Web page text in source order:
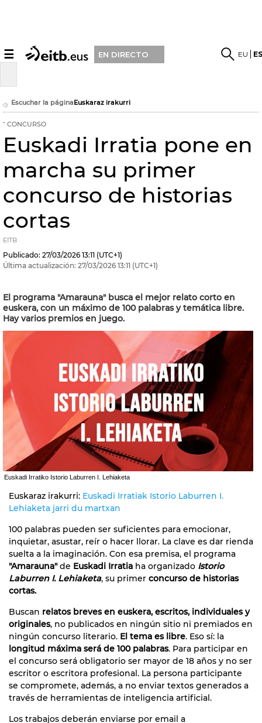
☰ EN DIRECTO EU
Escuchar la páginaEuskaraz irakurri
CONCURSO
Euskadi Irratia pone en
marcha su primer
concurso de historias
cortas
EITB
Publicado: 27/03/2026 13:11 (UTC+1)
Última actualización: 27/03/2026 13:11 (UTC+1)
El programa "Amarauna" busca el mejor relato corto en
euskera, con un máximo de 100 palabras y temática libre.
Hay varios premios en juego.
Euskadi Irratiko Istorio Laburren I. Lehiaketa
Euskaraz irakurri: Euskadi Irratiak Istorio Laburren I.
Lehiaketa jarri du martxan
100 palabras pueden ser suficientes para emocionar,
inquietar, asustar, reír o hacer llorar. La clave es dar rienda
suelta a la imaginación. Con esa premisa, el programa
"Amarauna"de Euskadi Irratia ha organizado Istorio
Laburren I. Lehiaketa, su primer concurso de historias
cortas.
Buscan relatos breves en euskera, escritos, individuales y
originales, no publicados en ningún sitio ni premiados en
ningún concurso literario. El tema es libre. Eso sí: la
longitud máxima será de 100 palabras. Para participar en
el concurso será obligatorio ser mayor de 18 años y no ser
escritor o escritora profesional. La persona participante
se compromete, además, a no enviar textos generados a
través de herramientas de inteligencia artificial.
Los trabajos deberán enviarse por email a